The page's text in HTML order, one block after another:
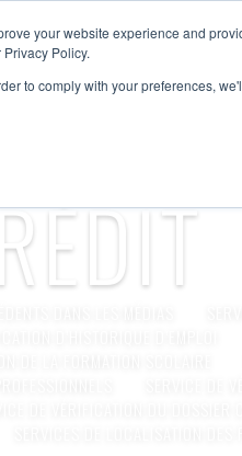
your website experience and
Policy.
to comply with your preferences,
À PROPOS SERVICES